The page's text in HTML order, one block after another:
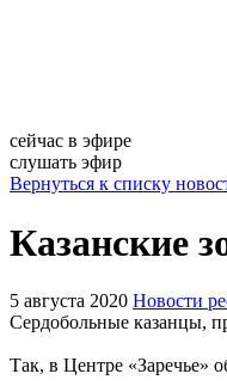
сейчас в эфире
слушать эфир
Вернуться к списку
Казанские
5 августа 2020 Новости
Сердобольные казанцы,
Так, в Центре «Заречье»